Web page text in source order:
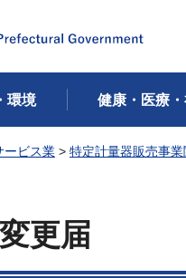
環境 健康・医療
ービス業 > 特定計量器販売事業
更届